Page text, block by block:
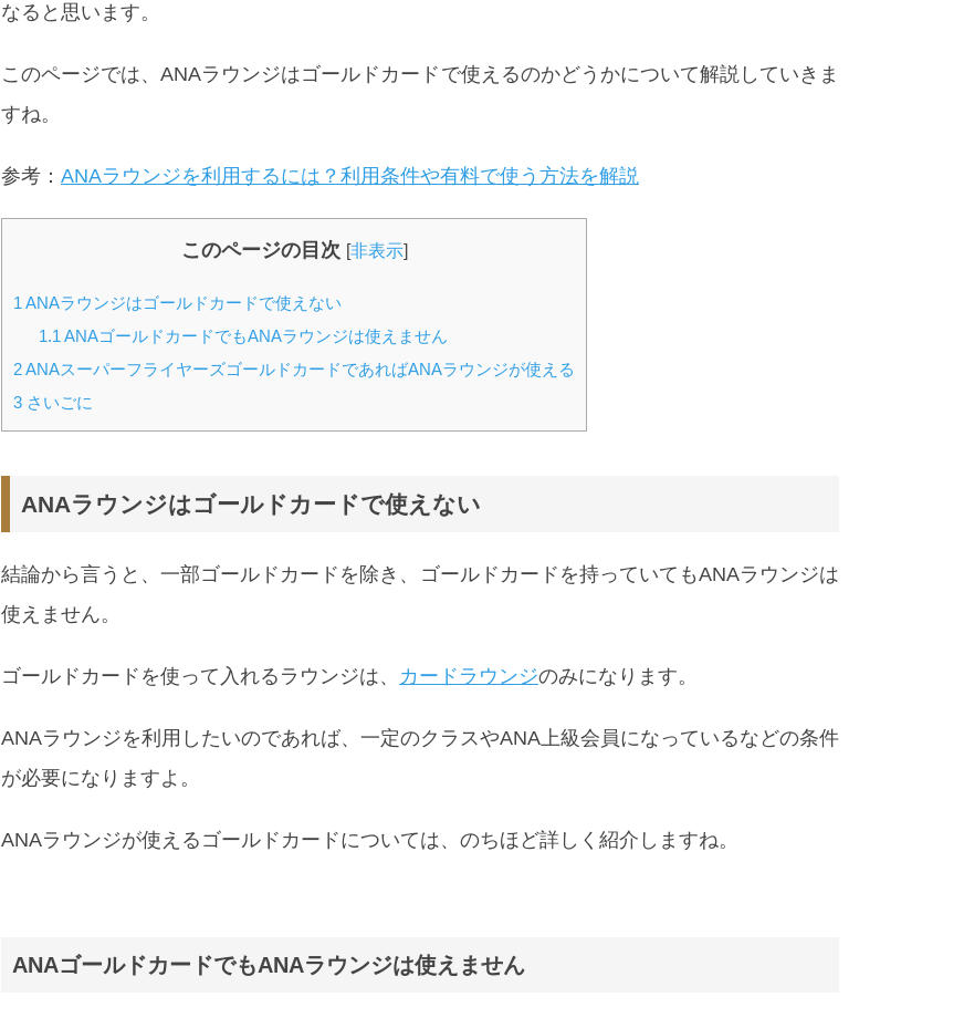
なると思います。
このページでは、ANAラウンジはゴールドカードで使えるのかどうかについて解説していきま
すね。
参考： ANAラウンジを利用するには？利用条件や有料で使う方法を解説
このページの目次 [非表示]
1 ANAラウンジはゴールドカードで使えない
1.1 ANAゴールドカードでもANAラウンジは使えません
2ANAスーパーフライヤーズゴールドカードであればANAラウンジが使える
3 さいごに
ANAラウンジはゴールドカードで使えない
結論から言うと、一部ゴールドカードを除き、ゴールドカードを持っていてもANAラウンジは
使えません。
ゴールドカードを使って入れるラウンジは、 カードラウンジのみになります。
ANAラウンジを利用したいのであれば、一定のクラスやANA上級会員になっているなどの条件
が必要になりますよ。
ANAラウンジが使えるゴールドカードについては、のちほど詳しく紹介しますね。
ANAゴールドカードでもANAラウンジは使えません